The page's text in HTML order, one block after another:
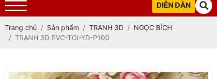
DIỄN ĐÀN
Trang chủ Sản phẩm TRANH 3D
NGỌC BÍCH
TRANH 3D PVC-TGI-YD-P100